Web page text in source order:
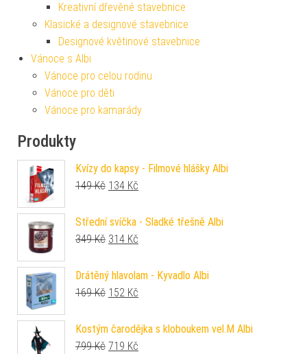
Kreativní dřevěné stavebnice
Klasické a designové stavebnice
Designové květinové stavebnice
Vánoce s Albi
Vánoce pro celou rodinu
Vánoce pro děti
Vánoce pro kamarády
Produkty
Kvízy do kapsy - Filmové hlášky Albi
149Kč Původní cena byla: 149 Kč.
134 Kč
Střední svíčka - Sladké třešně Albi
349Kč Původní cena byla: 349 Kč.
314 Kč
Drátěný hlavolam - Kyvadlo Albi
169Kč Původní cena byla: 169 Kč.
152 Kč
Kostým čarodějka s kloboukem vel.M Albi
799Kč Původní cena byla: 799 Kč.
719 Kč